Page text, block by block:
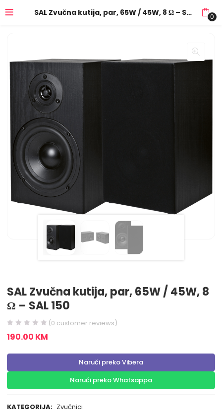
SAL Zvučna kutija, par, 65W / 45W, 8 Ω – SAL 150 0
SAL Zvučna kutija, par, 65W / 45W, 8
Ω – SAL 150
(0 customer reviews)
190.00 KM
Naruči preko Vibera
Naruči preko Whatsappa
KATEGORIJA: Zvučnici